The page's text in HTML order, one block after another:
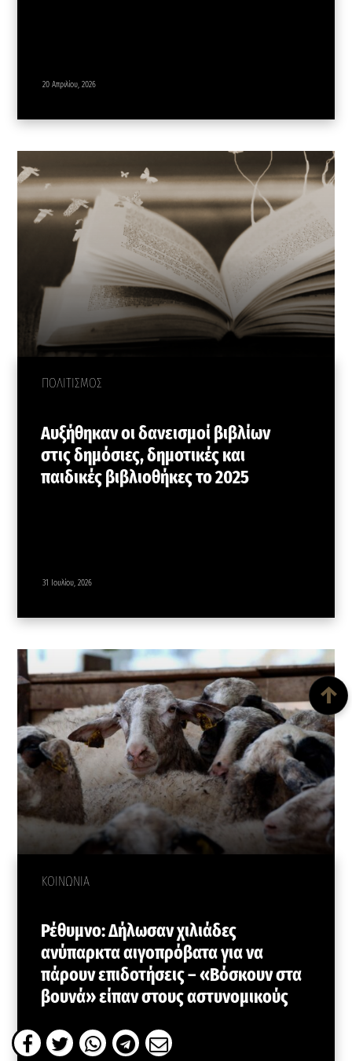
20 Απριλίου, 2026
ΠΟΛΙΤΙΣΜΟΣ
Αυξήθηκαν οι δανεισμοί βιβλίων
στις δημόσιες, δημοτικές και
παιδικές βιβλιοθήκες το 2025
31 Ιουλίου, 2026
ΚΟΙΝΩΝΙΑ
Ρέθυμνο: Δήλωσαν χιλιάδες
ανύπαρκτα αιγοπρόβατα για να
πάρουν επιδοτήσεις – «Βόσκουν στα
βουνά» είπαν στους αστυνομικούς
Back To Top
↑